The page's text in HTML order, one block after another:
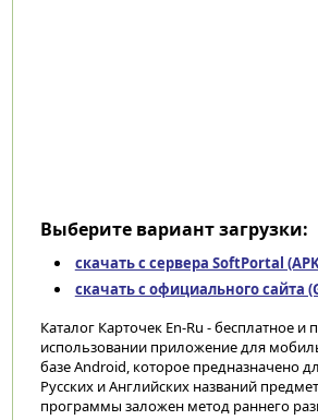
Выберите вариант загрузки:
скачать с сервера SoftPortal
скачать с официального сайта
Каталог Карточек En-Ru - бесплатное и
использовании приложение для
базе Android, которое предназначено
Русских и Английских названий
программы заложен метод раннего